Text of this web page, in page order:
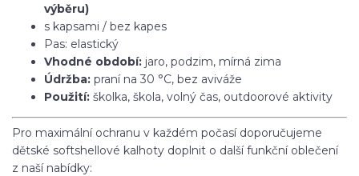
výběru)
s kapsami / bez kapes
Pas: elastický
Vhodné období: jaro, podzim, mírná zima
Údržba: praní na 30 °C, bez aviváže
Použití: školka, škola, volný čas, outdoorové aktivity
Pro maximální ochranu v každém počasí doporučujeme
dětské softshellové kalhoty doplnit o další funkční oblečení
z naší nabídky: